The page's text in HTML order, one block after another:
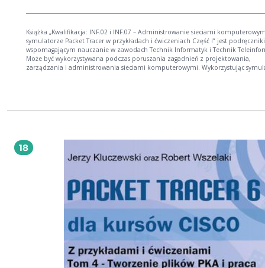
Książka „Kwalifikacja: INF.02 i INF.07 – Administrowanie sieciami
symulatorze Packet Tracer w przykładach i ćwiczeniach Część I” jest
wspomagającym nauczanie w zawodach Technik Informatyk i Technik
Może być wykorzystywana podczas poruszania zagadnień z projektowania,
zarządzania i administrowania sieciami komputerowymi. Wykorzystując
„Minimum teorii – maksimum przykładów praktycznych”, które można
Ponadto dysponując sprzętem i laboratorium sieciowym, swobodnie możemy
scenariusze ćwiczeń i przykładów wykorzystać do konfiguracji fizycznego
Autorzy tej książki to zespół międzypokoleniowy i interdyscyplinarny.
uczeń Zespołu Szkół Łączności w Gdańsku, Damian Strojek. Jego pasją są sieci
komputerowe, posiada komplet certyfikatów CCNA R&S oraz jest w trakcie
dydaktycznej CCNA Security. Jerzy Kluczewski, długoletni instruktor Akademii
CCNA. W swoim dorobku autorskim posiada już kilka publikacji książkowych
temat symulatora Packet Tracer. Swoje doświadczenie zdobywał podczas
przemyśle, obecnie jest wykładowcą w Wyższej Szkole Bankowej w Gdańsku.
Wszelaki to pasjonat zagadnień sieciowych i programowania. Ukończył pełny
Cisco CCNA. Jest absolwentem ZS1 w Piekarach Śląskich, obecnie studiuje
na wydziale Automatyki, Elektroniki i Informatyki Politechniki Śląskiej. Marek
Smyczek to doświadczony nauczyciel przedmiotów informatycznych i
a zarazem instruktor programu Cisco CCNA. Jest autorem i redaktorem
kilkudziesięciu publikacji z dziedzin elektroniki i informatyki.
18